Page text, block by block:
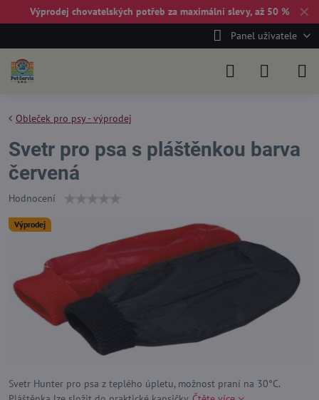
✕
Výprodej chovatelských potřeb za maximální slevy, až 50 %
Panel uživatele
Výprodej
Obleček pro psy - výprodej
Svetr pro psa s pláštěnkou barva
červená
Hodnocení
Svetr Hunter pro psa z teplého úpletu, možnost praní na 30°C.